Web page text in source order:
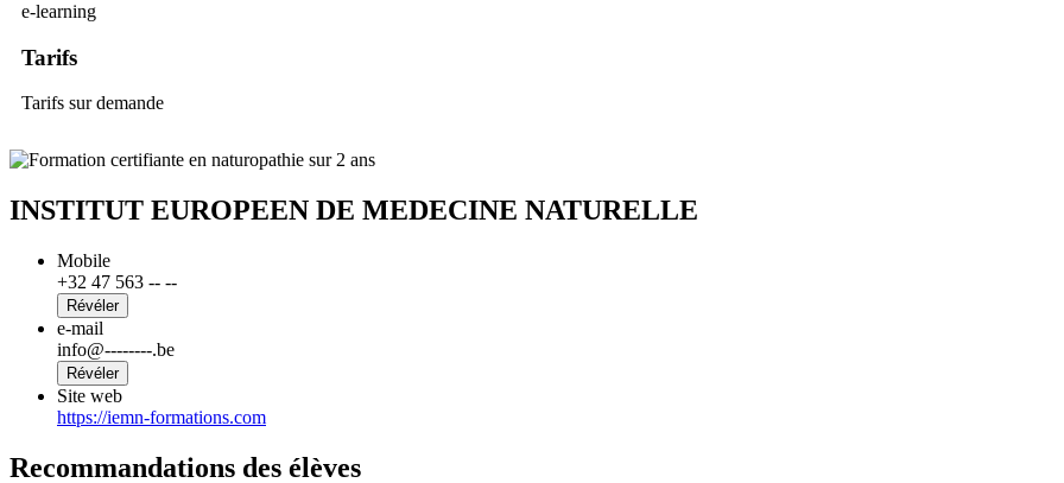
e-learning
Tarifs
Tarifs sur demande
INSTITUT EUROPEEN DE MEDECINE NATURELLE
Mobile
+32 47 563 -- --
Révéler
e-mail
info@--------.be
Révéler
Site web
https://iemn-formations.com
Recommandations des élèves